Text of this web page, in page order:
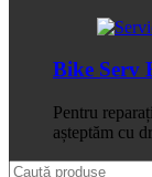
Bike Serv
Pentru
așteptăm cu